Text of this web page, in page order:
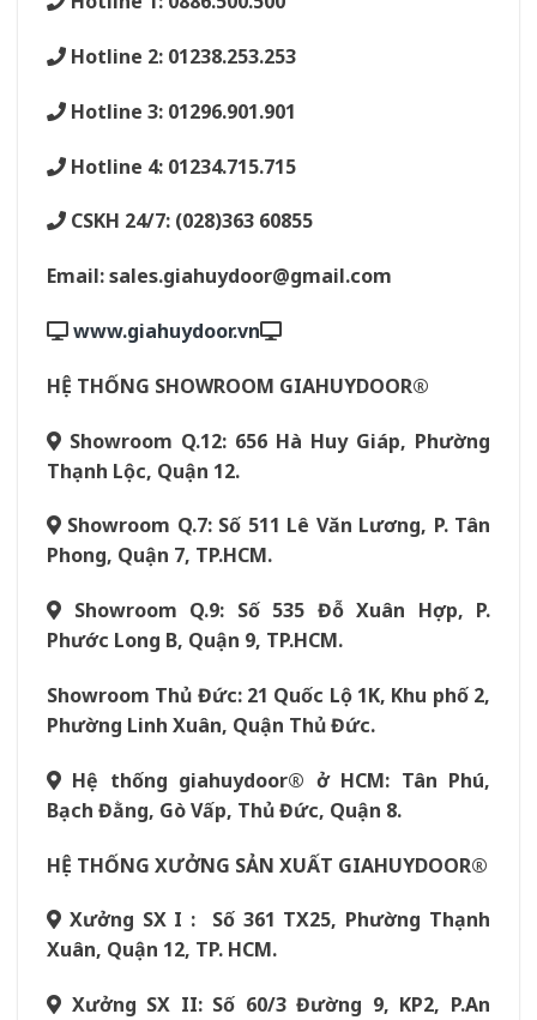
Hotline 2: 01238.253.253
Hotline 3: 01296.901.901
Hotline 4: 01234.715.715
CSKH 24/7: (028)363 60855
Email: sales.giahuydoor@gmail.com
www.giahuydoor.vn
HỆ THỐNG SHOWROOM GIAHUYDOOR®
Showroom Q.12: 656 Hà Huy Giáp, Phường
Thạnh Lộc, Quận 12.
Showroom Q.7: Số 511 Lê Văn Lương, P. Tân
Phong, Quận 7, TP.HCM.
Showroom Q.9: Số 535 Đỗ Xuân Hợp, P.
Phước Long B, Quận 9, TP.HCM.
Showroom Thủ Đức: 21 Quốc Lộ 1K, Khu phố 2,
Phường Linh Xuân, Quận Thủ Đức.
Hệ thống giahuydoor® ở HCM: Tân Phú,
Bạch Đằng, Gò Vấp, Thủ Đức, Quận 8.
HỆ THỐNG XƯỞNG SẢN XUẤT GIAHUYDOOR®
Xưởng SX I : Số 361 TX25, Phường Thạnh
Xuân, Quận 12, TP. HCM.
Xưởng SX II: Số 60/3 Đường 9, KP2, P.An